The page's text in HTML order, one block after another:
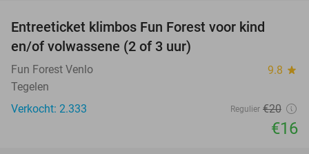
Entreeticket klimbos Fun Forest voor kind
en/of volwassene (2 of 3 uur)
Fun Forest Venlo 9.8 star
Tegelen
Verkocht: 2.333
Regulier €20
€16